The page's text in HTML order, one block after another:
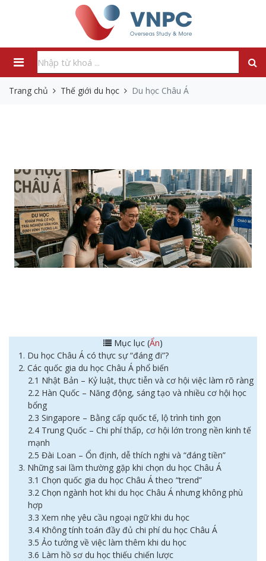
Trang chủ Thế giới du học Du học Châu Á
Mục lục (Ẩn)
1. Du học Châu Á có thực sự “đáng đi”?
2. Các quốc gia du học Châu Á phổ biến
2.1 Nhật Bản – Kỷ luật, thực tiễn và cơ hội việc làm rõ ràng
2.2 Hàn Quốc – Năng động, sáng tạo và nhiều cơ hội học
bổng
2.3 Singapore – Bằng cấp quốc tế, lộ trình tinh gọn
2.4 Trung Quốc – Chi phí thấp, cơ hội lớn trong nền kinh tế
mạnh
2.5 Đài Loan – Ổn định, dễ thích nghi và “đáng tiền”
3. Những sai lầm thường gặp khi chọn du học Châu Á
3.1 Chọn quốc gia du học Châu Á theo “trend”
3.2 Chọn ngành hot khi du học Châu Á nhưng không phù
hợp
3.3 Xem nhẹ yêu cầu ngoại ngữ khi du học
3.4 Không tính toán đầy đủ chi phí du học Châu Á
3.5 Ảo tưởng về việc làm thêm khi du học
3.6 Làm hồ sơ du học thiếu chiến lược